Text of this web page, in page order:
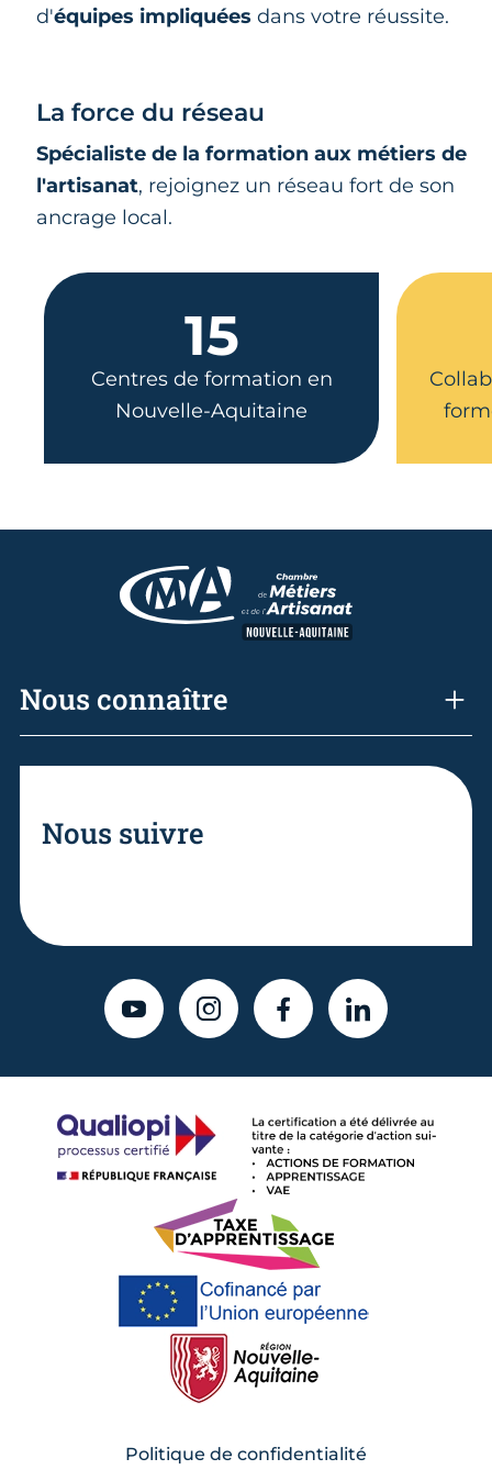
d'équipes impliquées dans votre réussite.
La force du réseau
Spécialiste de la formation aux métiers de
l'artisanat, rejoignez un réseau fort de son
ancrage local.
15
Centres de formation en
Nouvelle-Aquitaine
Nous connaître
Nous suivre
YOUTUBEINSTAGRAMFACEBOOKLINKEDIN
Politique de confidentialité